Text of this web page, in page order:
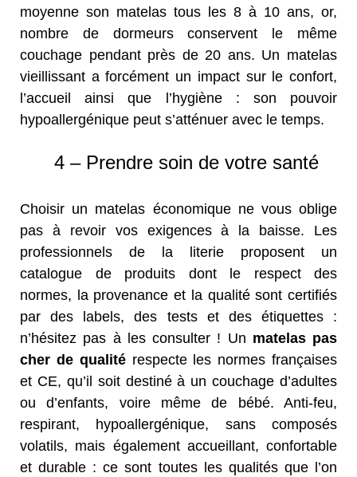
moyenne son matelas tous les 8 à 10 ans, or,
nombre de dormeurs conservent le même
couchage pendant près de 20 ans. Un matelas
vieillissant a forcément un impact sur le confort,
l’accueil ainsi que l’hygiène : son pouvoir
hypoallergénique peut s’atténuer avec le temps.
4 – Prendre soin de votre santé
Choisir un matelas économique ne vous oblige
pas à revoir vos exigences à la baisse. Les
professionnels de la literie proposent un
catalogue de produits dont le respect des
normes, la provenance et la qualité sont certifiés
par des labels, des tests et des étiquettes :
n’hésitez pas à les consulter ! Un matelas pas
cher de qualitérespecte les normes françaises
et CE, qu’il soit destiné à un couchage d’adultes
ou d’enfants, voire même de bébé. Anti-feu,
respirant, hypoallergénique, sans composés
volatils, mais également accueillant, confortable
et durable : ce sont toutes les qualités que l’on